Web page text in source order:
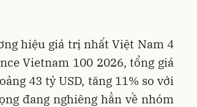
hiệu giá trị nhất Việt Nam 4
Vietnam 100 2026, tổng giá
43 tỷ USD, tăng 11% so với
đang nghiêng hẳn về nhóm